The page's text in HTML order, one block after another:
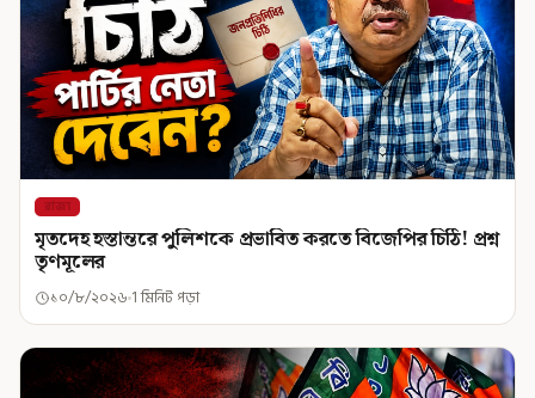
রাজ্য
মৃতদেহ হস্তান্তরে পুলিশকে প্রভাবিত করতে বিজেপির চিঠি! প্রশ্ন
তৃণমূলের
১০/৮/২০২৬ 1 মিনিট পড়া